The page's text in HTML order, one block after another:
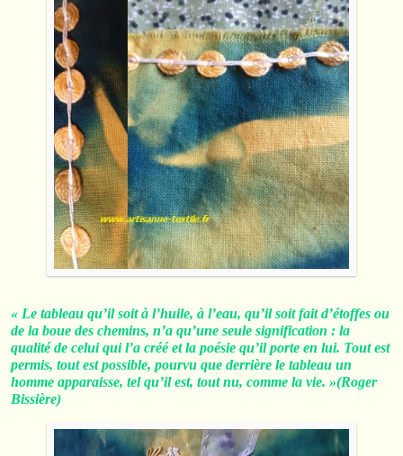
« Le tableau qu’il soit à l’huile, à l’eau, qu’il soit fait d’étoffes ou
de la boue des chemins, n’a qu’une seule signification : la
qualité de celui qui l’a créé et la poésie qu’il porte en lui. Tout est
permis, tout est possible, pourvu que derrière le tableau un
homme apparaisse, tel qu’il est, tout nu, comme la vie. »(Roger
Bissière)